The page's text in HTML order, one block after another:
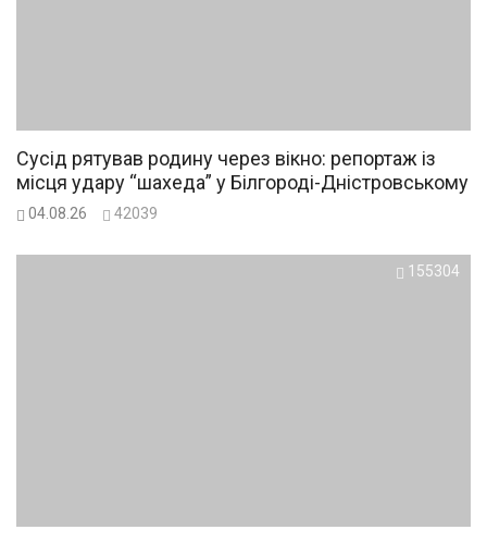
Сусід рятував родину через вікно: репортаж із
місця удару “шахеда” у Білгороді-Дністровському
04.08.26 42039
155304